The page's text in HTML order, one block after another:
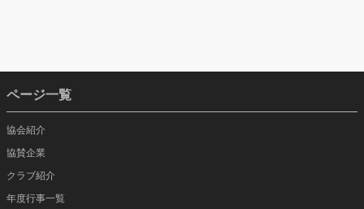
ページ一覧
協会紹介
協賛企業
クラブ紹介
年度行事一覧